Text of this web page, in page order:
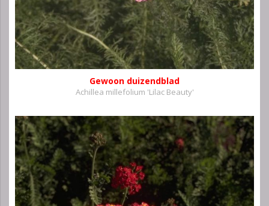
Gewoon duizendblad
Achillea millefolium 'Lilac Beauty'